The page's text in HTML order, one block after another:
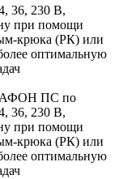
36, 230 В,
при помощи
крюка (РК) или
оптимальную
ПС по
36, 230 В,
при помощи
крюка (РК) или
оптимальную